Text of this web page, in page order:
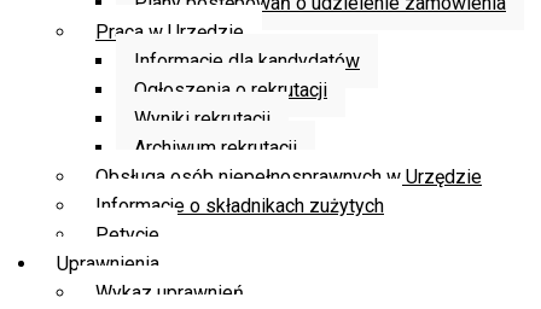
Praca w Urzędzie
Informacje dla kandydatów
Ogłoszenia o rekrutacji
Wyniki rekrutacji
Archiwum rekrutacji
Obsługa osób niepełnosprawnych w Urzędzie
Informacje o składnikach zużytych
Petycje
Uprawnienia
Wykaz uprawnień